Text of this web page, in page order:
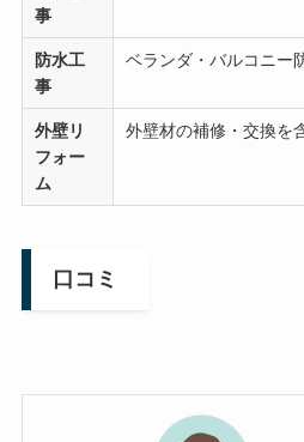
事
防水工
事
ベランダ・バルコニー
外壁リ
フォー
ム
外壁材の補修・交換を
口コミ